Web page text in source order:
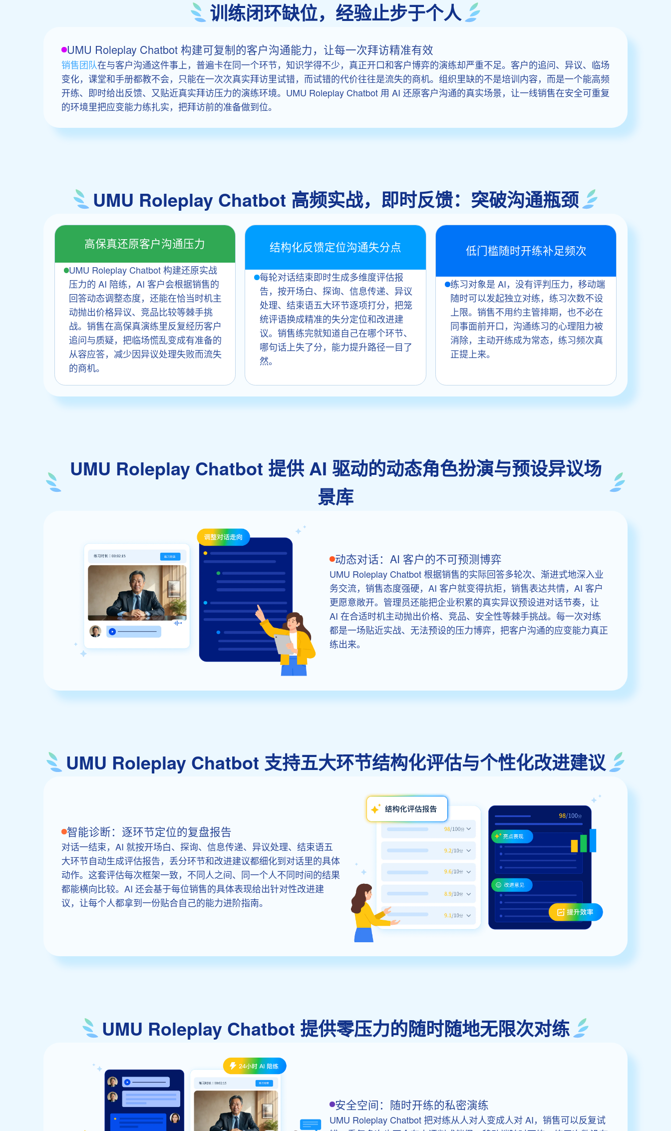
训练闭环缺位，经验止步于个人
UMU Roleplay Chatbot 构建可复制的客户沟通能力，让每一次拜访精准有效
销售团队在与客户沟通这件事上，普遍卡在同一个环节，知识学得不少，真正开口和客户博弈的演练却严重不足。客户的追问、异议、临场
变化，课堂和手册都教不会，只能在一次次真实拜访里试错，而试错的代价往往是流失的商机。组织里缺的不是培训内容，而是一个能高频
开练、即时给出反馈、又贴近真实拜访压力的演练环境。UMU Roleplay Chatbot 用 AI 还原客户沟通的真实场景，让一线销售在安全可重复
的环境里把应变能力练扎实，把拜访前的准备做到位。
UMU Roleplay Chatbot 高频实战，即时反馈：突破沟通瓶颈
高保真还原客户沟通压力
UMU Roleplay Chatbot 构建还原实战
压力的 AI 陪练，AI 客户会根据销售的
回答动态调整态度，还能在恰当时机主
动抛出价格异议、竞品比较等棘手挑
战。销售在高保真演练里反复经历客户
追问与质疑，把临场慌乱变成有准备的
从容应答，减少因异议处理失败而流失
的商机。
结构化反馈定位沟通失分点
每轮对话结束即时生成多维度评估报
告，按开场白、探询、信息传递、异议
处理、结束语五大环节逐项打分，把笼
统评语换成精准的失分定位和改进建
议。销售练完就知道自己在哪个环节、
哪句话上失了分，能力提升路径一目了
然。
低门槛随时开练补足频次
练习对象是 AI，没有评判压力，移动端
随时可以发起独立对练，练习次数不设
上限。销售不用约主管排期，也不必在
同事面前开口，沟通练习的心理阻力被
消除，主动开练成为常态，练习频次真
正提上来。
UMU Roleplay Chatbot 提供 AI 驱动的动态角色扮演与预设异议场
景库
动态对话：AI 客户的不可预测博弈
UMU Roleplay Chatbot 根据销售的实际回答多轮次、渐进式地深入业
务交流，销售态度强硬，AI 客户就变得抗拒，销售表达共情，AI 客户
更愿意敞开。管理员还能把企业积累的真实异议预设进对话节奏，让
AI 在合适时机主动抛出价格、竞品、安全性等棘手挑战。每一次对练
都是一场贴近实战、无法预设的压力博弈，把客户沟通的应变能力真正
练出来。
UMU Roleplay Chatbot 支持五大环节结构化评估与个性化改进建议
智能诊断：逐环节定位的复盘报告
对话一结束，AI 就按开场白、探询、信息传递、异议处理、结束语五
大环节自动生成评估报告，丢分环节和改进建议都细化到对话里的具体
动作。这套评估每次框架一致，不同人之间、同一个人不同时间的结果
都能横向比较。AI 还会基于每位销售的具体表现给出针对性改进建
议，让每个人都拿到一份贴合自己的能力进阶指南。
UMU Roleplay Chatbot 提供零压力的随时随地无限次对练
安全空间：随时开练的私密演练
UMU Roleplay Chatbot 把对练从人对人变成人对 AI，销售可以反复试